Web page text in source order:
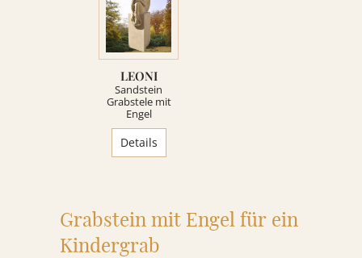
LEONI
Sandstein
Grabstele mit
Engel
Details
Grabstein mit Engel für ein
Kindergrab